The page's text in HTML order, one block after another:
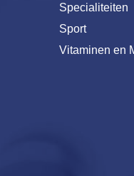
Specialiteiten
Sport
Vitaminen en